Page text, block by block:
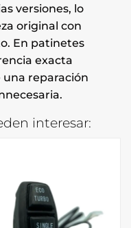
versiones, lo
original con
En patinetes
exacta
reparación
interesar: